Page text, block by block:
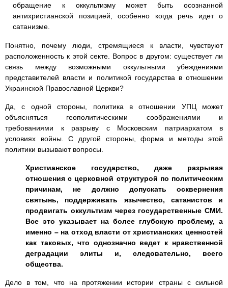
обращение к оккультизму может быть осознанной
антихристианской позицией, особенно когда речь идет о
сатанизме.
Понятно, почему люди, стремящиеся к власти, чувствуют
расположенность к этой секте. Вопрос в другом: существует ли
связь между возможными оккультными убеждениями
представителей власти и политикой государства в отношении
Украинской Православной Церкви?
Да, с одной стороны, политика в отношении УПЦ может
объясняться геополитическими соображениями и
требованиями к разрыву с Московским патриархатом в
условиях войны. С другой стороны, форма и методы этой
политики вызывают вопросы.
Христианское государство, даже разрывая
отношения с церковной структурой по политическим
причинам, не должно допускать осквернения
святынь, поддерживать язычество, сатанистов и
продвигать оккультизм через государственные СМИ.
Все это указывает на более глубокую проблему, а
именно – на отход власти от христианских ценностей
как таковых, что однозначно ведет к нравственной
деградации элиты и, следовательно, всего
общества.
Дело в том, что на протяжении истории страны с сильной